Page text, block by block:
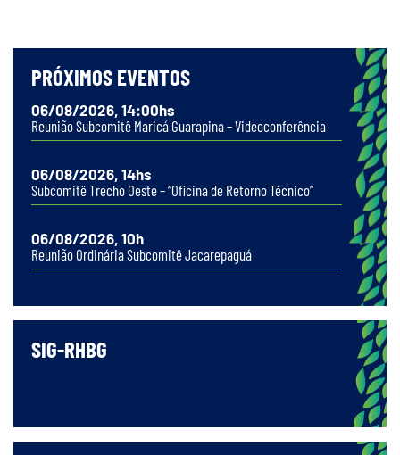
PRÓXIMOS EVENTOS
06/08/2026, 14:00hs
Reunião Subcomitê Maricá Guarapina – Videoconferência
06/08/2026, 14hs
Subcomitê Trecho Oeste – “Oficina de Retorno Técnico”
06/08/2026, 10h
Reunião Ordinária Subcomitê Jacarepaguá
SIG-RHBG